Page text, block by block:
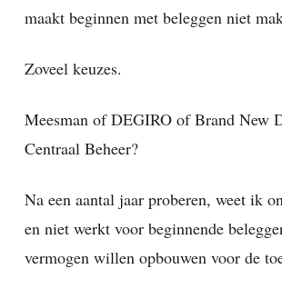
maakt beginnen met beleggen niet
Zoveel keuzes.
Meesman of DEGIRO of Brand New
Centraal Beheer?
Na een aantal jaar proberen, weet ik
en niet werkt voor beginnende
vermogen willen opbouwen voor de